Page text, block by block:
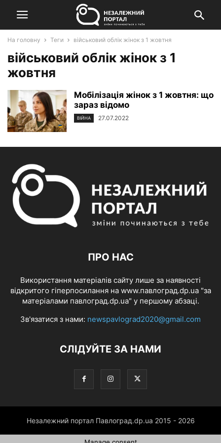
На головну Теги військовий облік жінок з 1 жовтня
військовий облік жінок з 1
жовтня
Мобілізація жінок з 1 жовтня: що
зараз відомо
ВІЙНА 27.07.2022
ПРО НАС
Використання матеріалів сайту лише за наявності
відкритого гіперпосилання на www.павлоград.dp.ua "за
матеріалами павлоград.dp.ua" у першому абзаці.
Зв'язатися з нами: newspavlograd2020@gmail.com
СЛІДУЙТЕ ЗА НАМИ
Незалежний портал Павлоград.dp.ua 2015 - 2026